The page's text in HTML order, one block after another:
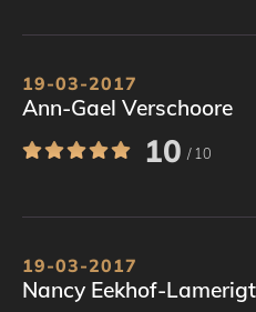
19-03-2017
Ann-Gael Verschoore
10 / 10
19-03-2017
Nancy Eekhof-